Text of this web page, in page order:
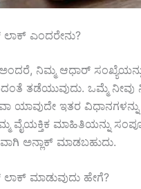
ಎಂದರೇನು?
ನಿಮ್ಮ ಆಧಾರ್
ತಡೆಯುವುದು. ಒಮ್ಮೆ ನೀವು
ಇತರ
ವೈಯಕ್ತಿಕ ಮಾಹಿತಿಯನ್ನು
ಅನ್ಲಾಕ್ ಮಾಡಬಹುದು.
ಮಾಡುವುದು ಹೇಗೆ?